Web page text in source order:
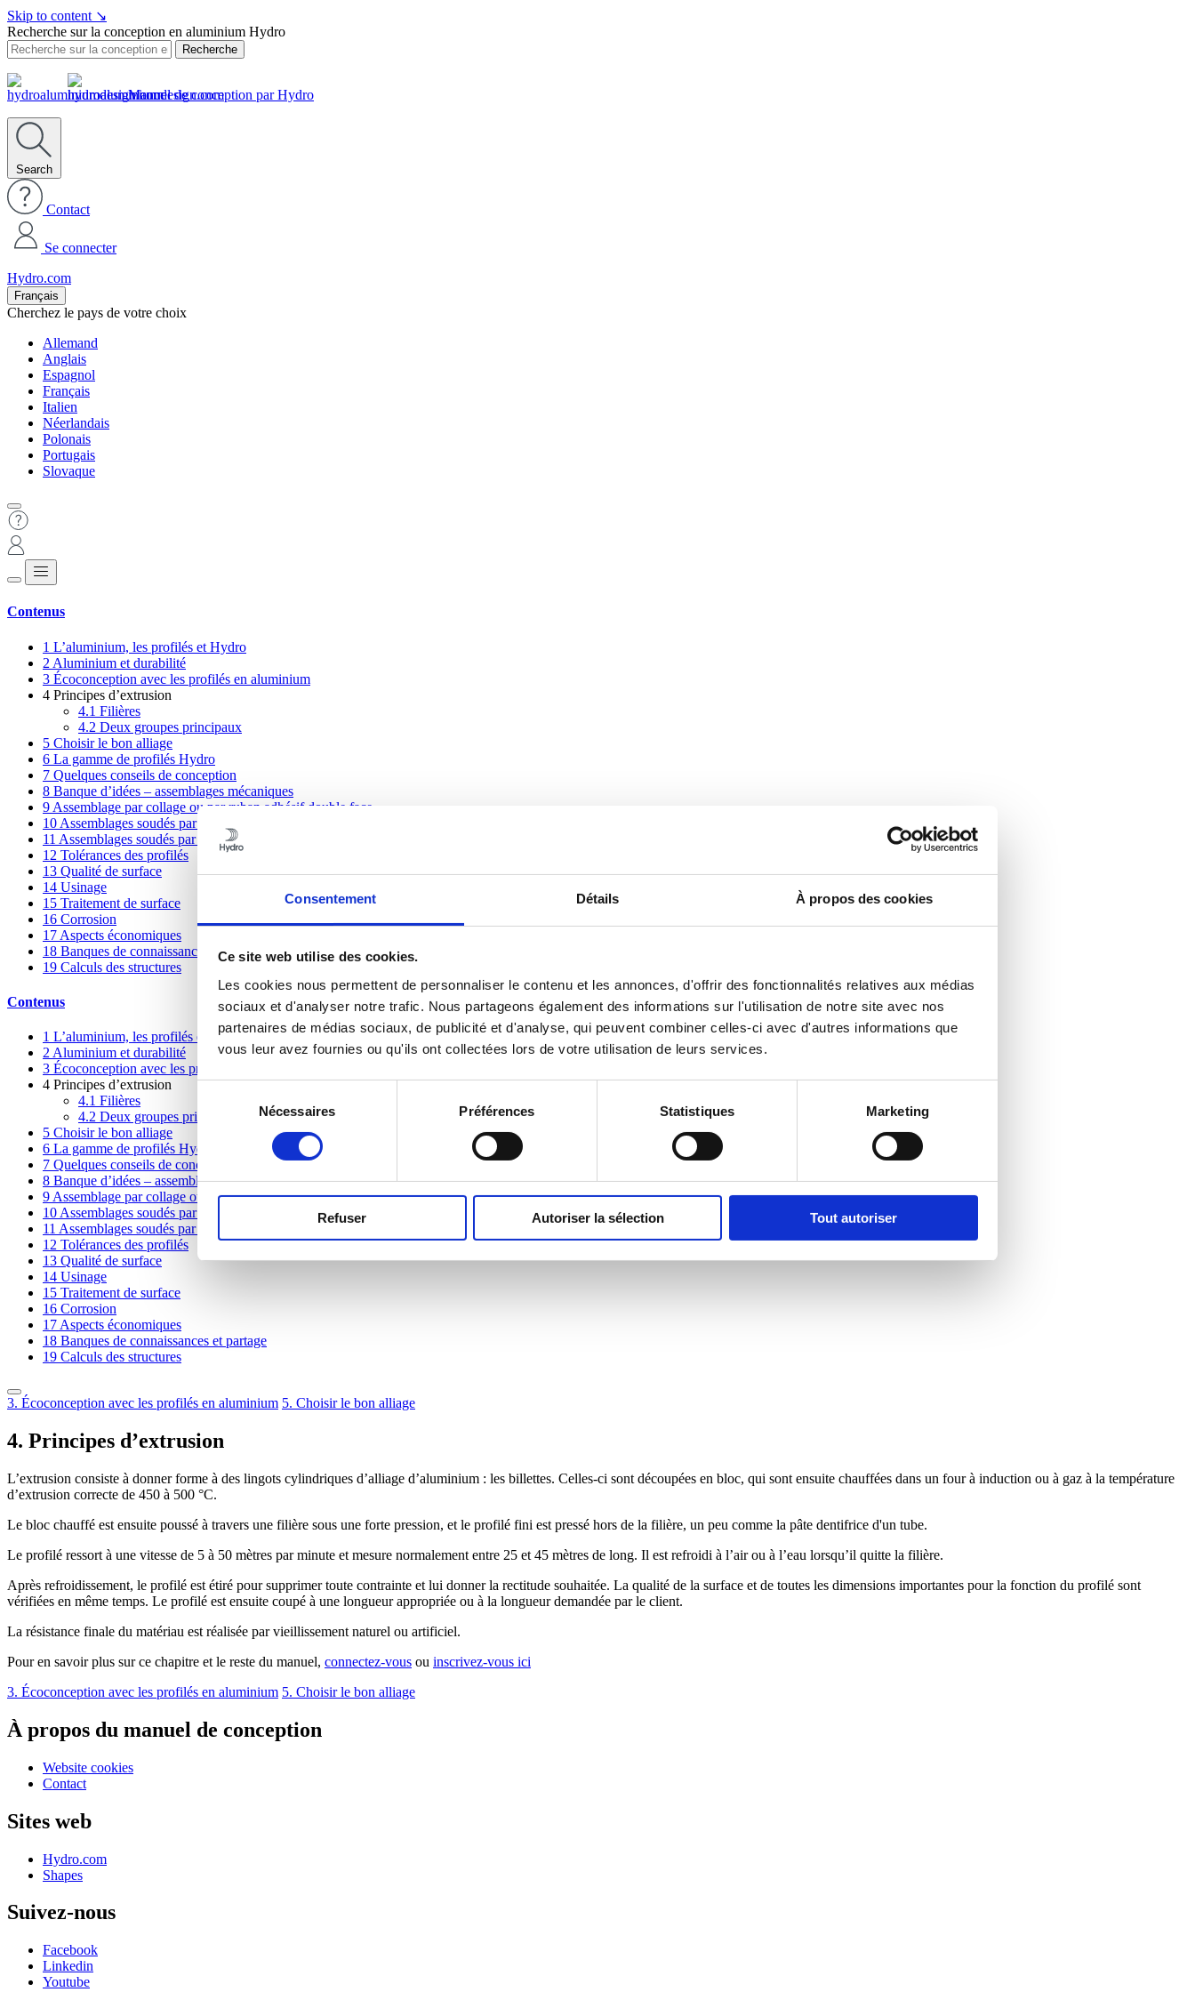
Consentement Détails À propos des cookies
Ce site web utilise des cookies.
Les cookies nous permettent de personnaliser le contenu et les annonces, d'offrir des fonctionnalités relatives aux médias
sociaux et d'analyser notre trafic. Nous partageons également des informations sur l'utilisation de notre site avec nos
partenaires de médias sociaux, de publicité et d'analyse, qui peuvent combiner celles-ci avec d'autres informations que
vous leur avez fournies ou qu'ils ont collectées lors de votre utilisation de leurs services.
consentement
Nécessaires Préférences Statistiques Marketing
Refuser Autoriser la sélection Tout autoriser
Skip to content ↘
Recherche sur la conception en aluminium Hydro
Recherche
Manuel de conception par Hydro
Search
Contact
Se connecter
Hydro.com
Français
Cherchez le pays de votre choix
Allemand
Anglais
Espagnol
Français
Italien
Néerlandais
Polonais
Portugais
Slovaque
Contenus
1 L’aluminium, les profilés et Hydro
2 Aluminium et durabilité
3 Écoconception avec les profilés en aluminium
4 Principes d’extrusion
4.1 Filières
4.2 Deux groupes principaux
5 Choisir le bon alliage
6 La gamme de profilés Hydro
7 Quelques conseils de conception
8 Banque d’idées – assemblages mécaniques
9 Assemblage par collage ou par ruban adhésif double face
10 Assemblages soudés par fusion
11 Assemblages soudés par friction malaxage
12 Tolérances des profilés
13 Qualité de surface
14 Usinage
15 Traitement de surface
16 Corrosion
17 Aspects économiques
18 Banques de connaissances et partage
19 Calculs des structures
Contenus
1 L’aluminium, les profilés et Hydro
2 Aluminium et durabilité
3 Écoconception avec les profilés en aluminium
4 Principes d’extrusion
4.1 Filières
4.2 Deux groupes principaux
5 Choisir le bon alliage
6 La gamme de profilés Hydro
7 Quelques conseils de conception
8 Banque d’idées – assemblages mécaniques
9 Assemblage par collage ou par ruban adhésif double face
10 Assemblages soudés par fusion
11 Assemblages soudés par friction malaxage
12 Tolérances des profilés
13 Qualité de surface
14 Usinage
15 Traitement de surface
16 Corrosion
17 Aspects économiques
18 Banques de connaissances et partage
19 Calculs des structures
3. Écoconception avec les profilés en aluminium 5. Choisir le bon alliage
4. Principes d’extrusion
L’extrusion consiste à donner forme à des lingots cylindriques d’alliage d’aluminium : les billettes. Celles-ci sont découpées en bloc, qui sont ensuite chauffées dans un four à induction ou à gaz à la température
d’extrusion correcte de 450 à 500 °C.
Le bloc chauffé est ensuite poussé à travers une filière sous une forte pression, et le profilé fini est pressé hors de la filière, un peu comme la pâte dentifrice d'un tube.
Le profilé ressort à une vitesse de 5 à 50 mètres par minute et mesure normalement entre 25 et 45 mètres de long. Il est refroidi à l’air ou à l’eau lorsqu’il quitte la filière.
Après refroidissement, le profilé est étiré pour supprimer toute contrainte et lui donner la rectitude souhaitée. La qualité de la surface et de toutes les dimensions importantes pour la fonction du profilé sont
vérifiées en même temps. Le profilé est ensuite coupé à une longueur appropriée ou à la longueur demandée par le client.
La résistance finale du matériau est réalisée par vieillissement naturel ou artificiel.
Pour en savoir plus sur ce chapitre et le reste du manuel, connectez-vous ou inscrivez-vous ici
3. Écoconception avec les profilés en aluminium 5. Choisir le bon alliage
À propos du manuel de conception
Website cookies
Contact
Sites web
Hydro.com
Shapes
Suivez-nous
Facebook
Linkedin
Youtube